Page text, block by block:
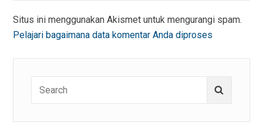
Situs ini menggunakan Akismet untuk mengurangi spam.
Pelajari bagaimana data komentar Anda diproses